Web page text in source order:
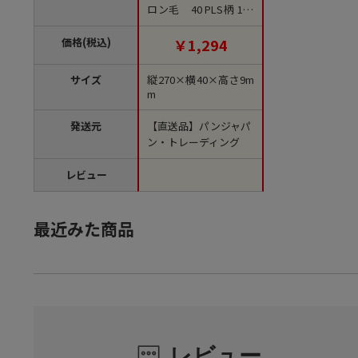
価格(税込)
サイズ
発送元
レビュー
ロン毛 40 PLS柄 1個
（ご注文単位1個）
【直送品】￥1,294
縦270×横40×高さ9m
m
【直送品】パンジャパ
ン・トレーディング
最近みた商品